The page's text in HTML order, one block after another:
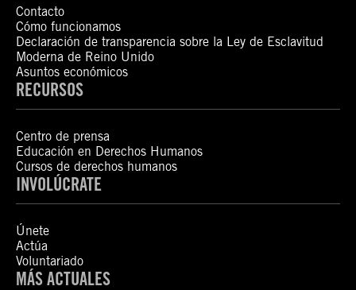
Contacto
Cómo funcionamos
Declaración de transparencia sobre la Ley de Esclavitud
Moderna de Reino Unido
Asuntos económicos
RECURSOS
Centro de prensa
Educación en Derechos Humanos
Cursos de derechos humanos
INVOLÚCRATE
Únete
Actúa
Voluntariado
MÁS ACTUALES